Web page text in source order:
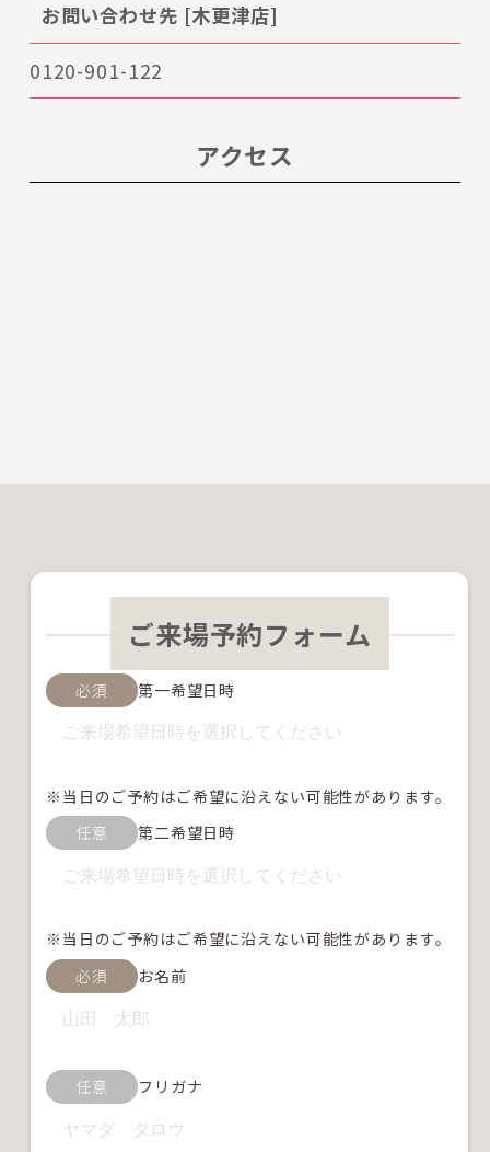
お問い合わせ先 [木更津店]
0120-901-122
アクセス
ご来場予約フォーム
第一希望日時
必須
※当日のご予約はご希望に沿えない可能性があります。
第二希望日時
任意
※当日のご予約はご希望に沿えない可能性があります。
お名前
必須
フリガナ
任意